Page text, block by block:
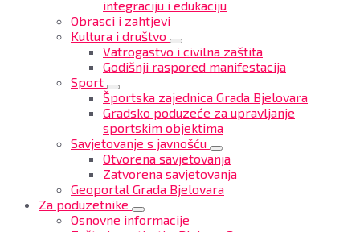
integraciju i edukaciju
Obrasci i zahtjevi
Kultura i društvo
Vatrogastvo i civilna zaštita
Godišnji raspored manifestacija
Sport
Športska zajednica Grada Bjelovara
Gradsko poduzeće za upravljanje
sportskim objektima
Savjetovanje s javnošću
Otvorena savjetovanja
Zatvorena savjetovanja
Geoportal Grada Bjelovara
Za poduzetnike
Osnovne informacije